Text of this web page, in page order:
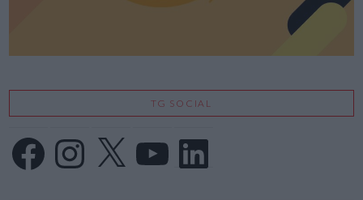
TG SOCIAL
FacebookInstagram
X LinkedIn